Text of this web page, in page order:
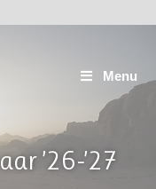
Menu
’26-’27